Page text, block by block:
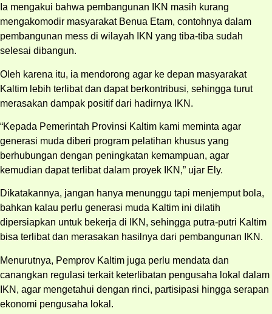
Ia mengakui bahwa pembangunan IKN masih kurang
mengakomodir masyarakat Benua Etam, contohnya dalam
pembangunan mess di wilayah IKN yang tiba-tiba sudah
selesai dibangun.
Oleh karena itu, ia mendorong agar ke depan masyarakat
Kaltim lebih terlibat dan dapat berkontribusi, sehingga turut
merasakan dampak positif dari hadirnya IKN.
“Kepada Pemerintah Provinsi Kaltim kami meminta agar
generasi muda diberi program pelatihan khusus yang
berhubungan dengan peningkatan kemampuan, agar
kemudian dapat terlibat dalam proyek IKN,” ujar Ely.
Dikatakannya, jangan hanya menunggu tapi menjemput bola,
bahkan kalau perlu generasi muda Kaltim ini dilatih
dipersiapkan untuk bekerja di IKN, sehingga putra-putri Kaltim
bisa terlibat dan merasakan hasilnya dari pembangunan IKN.
Menurutnya, Pemprov Kaltim juga perlu mendata dan
canangkan regulasi terkait keterlibatan pengusaha lokal dalam
IKN, agar mengetahui dengan rinci, partisipasi hingga serapan
ekonomi pengusaha lokal.